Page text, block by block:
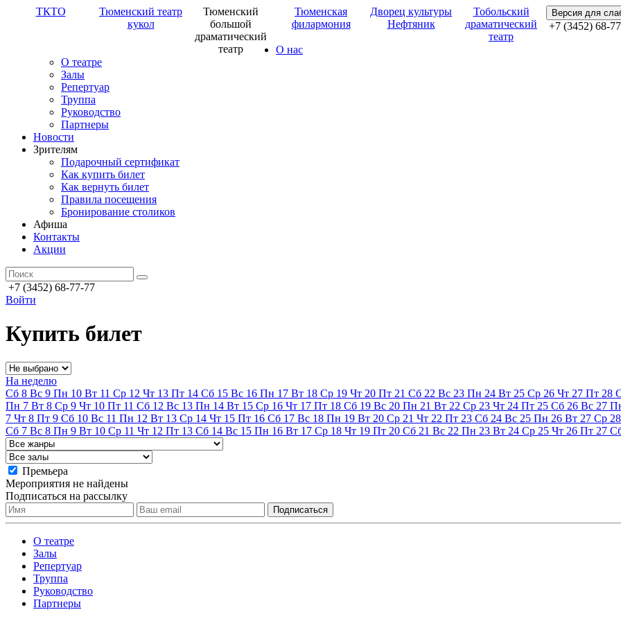
ТКТО
Тюменский театр
кукол
Тюменский
большой
драматический
театр
Тюменская
филармония
Дворец культуры
Нефтяник
Тобольский
драматический
театр
Версия для
+7 (3452) 68-
О нас
О театре
Залы
Репертуар
Труппа
Руководство
Партнеры
Новости
Зрителям
Подарочный сертификат
Как купить билет
Как вернуть билет
Правила посещения
Бронирование столиков
Афиша
Контакты
Акции
+7 (3452) 68-77-77
Войти
Купить билет
На неделю
Сб 8 Вс 9 Пн 10 Вт 11 Ср 12 Чт 13 Пт 14 Сб 15 Вс 16 Пн 17 Вт 18 Ср 19 Чт 20 Пт 21 Сб 22 Вс 23 Пн 24 Вт 25 Ср 26 Чт 27 Пт 28
Пн 7 Вт 8 Ср 9 Чт 10 Пт 11 Сб 12 Вс 13 Пн 14 Вт 15 Ср 16 Чт 17 Пт 18 Сб 19 Вс 20 Пн 21 Вт 22 Ср 23 Чт 24 Пт 25 Сб 26 Вс 27
7 Чт 8 Пт 9 Сб 10 Вс 11 Пн 12 Вт 13 Ср 14 Чт 15 Пт 16 Сб 17 Вс 18 Пн 19 Вт 20 Ср 21 Чт 22 Пт 23 Сб 24 Вс 25 Пн 26 Вт 27 Ср 28
Сб 7 Вс 8 Пн 9 Вт 10 Ср 11 Чт 12 Пт 13 Сб 14 Вс 15 Пн 16 Вт 17 Ср 18 Чт 19 Пт 20 Сб 21 Вс 22 Пн 23 Вт 24 Ср 25 Чт 26 Пт 27
Премьера
Мероприятия не найдены
Подписаться на рассылку
О театре
Залы
Репертуар
Труппа
Руководство
Партнеры